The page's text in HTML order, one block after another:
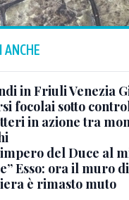
ANCHE
in Friuli Venezia
focolai sotto
in azione tra
del Duce al
Esso: ora il muro
è rimasto muto